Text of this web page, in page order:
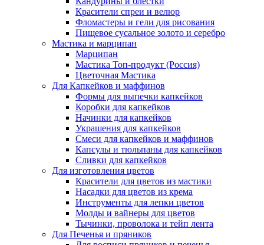
Красители спреи и велюр
Фломастеры и гели для рисования
Пищевое сусальное золото и серебро
Мастика и марципан
Марципан
Мастика Топ-продукт (Россия)
Цветочная Мастика
Для Капкейков и маффинов
Формы для выпечки капкейков
Коробки для капкейков
Начинки для капкейков
Украшения для капкейков
Смеси для капкейков и маффинов
Капсулы и тюльпаны для капкейков
Сливки для капкейков
Для изготовления цветов
Красители для цветов из мастики
Насадки для цветов из крема
Инструменты для лепки цветов
Молды и вайнеры для цветов
Тычинки, проволока и тейп лента
Для Печенья и пряников